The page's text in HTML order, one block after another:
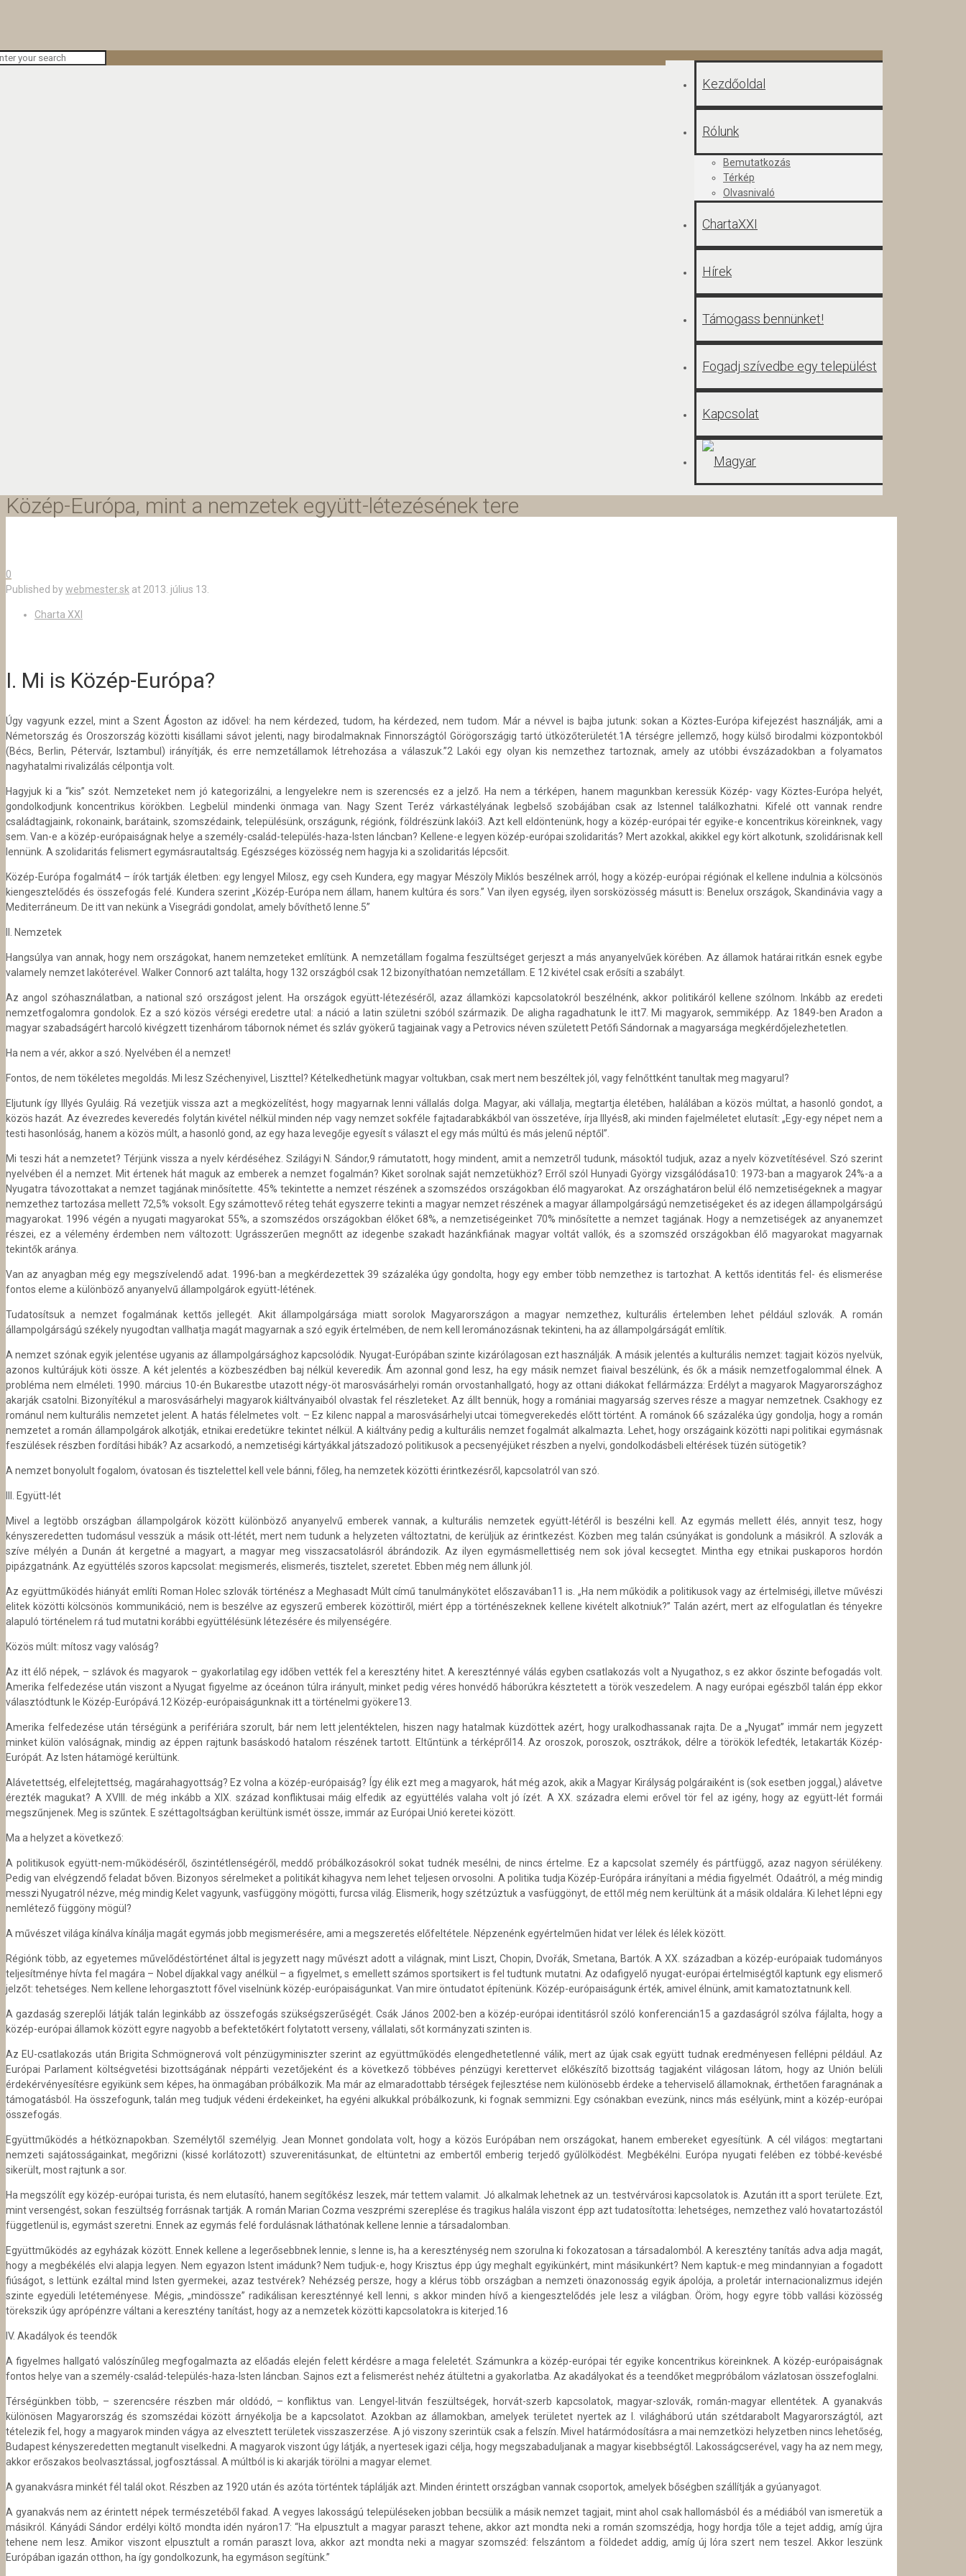
Kezdőoldal
Rólunk
Bemutatkozás
Térkép
Olvasnivaló
ChartaXXI
Hírek
Támogass bennünket!
Fogadj szívedbe egy települést
Kapcsolat
Közép-Európa, mint a nemzetek együtt-létezésének tere
0
Published bywebmester.sk at 2013. július 13.
Charta XXI
I. Mi is Közép-Európa?
Úgy vagyunk ezzel, mint a Szent Ágoston az idővel: ha nem kérdezed, tudom, ha kérdezed, nem tudom. Már a névvel is bajba jutunk: sokan a Köztes-Európa kifejezést használják, ami a
Németország és Oroszország közötti kisállami sávot jelenti, nagy birodalmaknak Finnországtól Görögországig tartó ütközőterületét.1A térségre jellemző, hogy külső birodalmi központokból
(Bécs, Berlin, Pétervár, Isztambul) irányítják, és erre nemzetállamok létrehozása a válaszuk.”2 Lakói egy olyan kis nemzethez tartoznak, amely az utóbbi évszázadokban a folyamatos
nagyhatalmi rivalizálás célpontja volt.
Hagyjuk ki a “kis” szót. Nemzeteket nem jó kategorizálni, a lengyelekre nem is szerencsés ez a jelző. Ha nem a térképen, hanem magunkban keressük Közép- vagy Köztes-Európa helyét,
gondolkodjunk koncentrikus körökben. Legbelül mindenki önmaga van. Nagy Szent Teréz várkastélyának legbelső szobájában csak az Istennel találkozhatni. Kifelé ott vannak rendre
családtagjaink, rokonaink, barátaink, szomszédaink, településünk, országunk, régiónk, földrészünk lakói3. Azt kell eldöntenünk, hogy a közép-európai tér egyike-e koncentrikus köreinknek, vagy
sem. Van-e a közép-európaiságnak helye a személy-család-település-haza-Isten láncban? Kellene-e legyen közép-európai szolidaritás? Mert azokkal, akikkel egy kört alkotunk, szolidárisnak kell
lennünk. A szolidaritás felismert egymásrautaltság. Egészséges közösség nem hagyja ki a szolidaritás lépcsőit.
Közép-Európa fogalmát4 – írók tartják életben: egy lengyel Milosz, egy cseh Kundera, egy magyar Mészöly Miklós beszélnek arról, hogy a közép-európai régiónak el kellene indulnia a kölcsönös
kiengesztelődés és összefogás felé. Kundera szerint „Közép-Európa nem állam, hanem kultúra és sors.” Van ilyen egység, ilyen sorsközösség másutt is: Benelux országok, Skandinávia vagy a
Mediterráneum. De itt van nekünk a Visegrádi gondolat, amely bővíthető lenne.5”
II. Nemzetek
Hangsúlya van annak, hogy nem országokat, hanem nemzeteket említünk. A nemzetállam fogalma feszültséget gerjeszt a más anyanyelvűek körében. Az államok határai ritkán esnek egybe
valamely nemzet lakóterével. Walker Connor6 azt találta, hogy 132 országból csak 12 bizonyíthatóan nemzetállam. E 12 kivétel csak erősíti a szabályt.
Az angol szóhasználatban, a national szó országost jelent. Ha országok együtt-létezéséről, azaz államközi kapcsolatokról beszélnénk, akkor politikáról kellene szólnom. Inkább az eredeti
nemzetfogalomra gondolok. Ez a szó közös vérségi eredetre utal: a náció a latin születni szóból származik. De aligha ragadhatunk le itt7. Mi magyarok, semmiképp. Az 1849-ben Aradon a
magyar szabadságért harcoló kivégzett tizenhárom tábornok német és szláv gyökerű tagjainak vagy a Petrovics néven született Petőfi Sándornak a magyarsága megkérdőjelezhetetlen.
Ha nem a vér, akkor a szó. Nyelvében él a nemzet!
Fontos, de nem tökéletes megoldás. Mi lesz Széchenyivel, Liszttel? Kételkedhetünk magyar voltukban, csak mert nem beszéltek jól, vagy felnőttként tanultak meg magyarul?
Eljutunk így Illyés Gyuláig. Rá vezetjük vissza azt a megközelítést, hogy magyarnak lenni vállalás dolga. Magyar, aki vállalja, megtartja életében, halálában a közös múltat, a hasonló gondot, a
közös hazát. Az évezredes keveredés folytán kivétel nélkül minden nép vagy nemzet sokféle fajtadarabkákból van összetéve, írja Illyés8, aki minden fajelméletet elutasít: „Egy-egy népet nem a
testi hasonlóság, hanem a közös múlt, a hasonló gond, az egy haza levegője egyesít s választ el egy más múltú és más jelenű néptől”.
Mi teszi hát a nemzetet? Térjünk vissza a nyelv kérdéséhez. Szilágyi N. Sándor,9 rámutatott, hogy mindent, amit a nemzetről tudunk, másoktól tudjuk, azaz a nyelv közvetítésével. Szó szerint
nyelvében él a nemzet. Mit értenek hát maguk az emberek a nemzet fogalmán? Kiket sorolnak saját nemzetükhöz? Erről szól Hunyadi György vizsgálódása10: 1973-ban a magyarok 24%-a a
Nyugatra távozottakat a nemzet tagjának minősítette. 45% tekintette a nemzet részének a szomszédos országokban élő magyarokat. Az országhatáron belül élő nemzetiségeknek a magyar
nemzethez tartozása mellett 72,5% voksolt. Egy számottevő réteg tehát egyszerre tekinti a magyar nemzet részének a magyar állampolgárságú nemzetiségeket és az idegen állampolgárságú
magyarokat. 1996 végén a nyugati magyarokat 55%, a szomszédos országokban élőket 68%, a nemzetiségeinket 70% minősítette a nemzet tagjának. Hogy a nemzetiségek az anyanemzet
részei, ez a vélemény érdemben nem változott: Ugrásszerűen megnőtt az idegenbe szakadt hazánkfiának magyar voltát vallók, és a szomszéd országokban élő magyarokat magyarnak
tekintők aránya.
Van az anyagban még egy megszívelendő adat. 1996-ban a megkérdezettek 39 százaléka úgy gondolta, hogy egy ember több nemzethez is tartozhat. A kettős identitás fel- és elismerése
fontos eleme a különböző anyanyelvű állampolgárok együtt-létének.
Tudatosítsuk a nemzet fogalmának kettős jellegét. Akit állampolgársága miatt sorolok Magyarországon a magyar nemzethez, kulturális értelemben lehet például szlovák. A román
állampolgárságú székely nyugodtan vallhatja magát magyarnak a szó egyik értelmében, de nem kell lerománozásnak tekinteni, ha az állampolgárságát említik.
A nemzet szónak egyik jelentése ugyanis az állampolgársághoz kapcsolódik. Nyugat-Európában szinte kizárólagosan ezt használják. A másik jelentés a kulturális nemzet: tagjait közös nyelvük,
azonos kultúrájuk köti össze. A két jelentés a közbeszédben baj nélkül keveredik. Ám azonnal gond lesz, ha egy másik nemzet fiaival beszélünk, és ők a másik nemzetfogalommal élnek. A
probléma nem elméleti. 1990. március 10-én Bukarestbe utazott négy-öt marosvásárhelyi román orvostanhallgató, hogy az ottani diákokat fellármázza: Erdélyt a magyarok Magyarországhoz
akarják csatolni. Bizonyítékul a marosvásárhelyi magyarok kiáltványaiból olvastak fel részleteket. Az állt bennük, hogy a romániai magyarság szerves része a magyar nemzetnek. Csakhogy ez
románul nem kulturális nemzetet jelent. A hatás félelmetes volt. – Ez kilenc nappal a marosvásárhelyi utcai tömegverekedés előtt történt. A románok 66 százaléka úgy gondolja, hogy a román
nemzetet a román állampolgárok alkotják, etnikai eredetükre tekintet nélkül. A kiáltvány pedig a kulturális nemzet fogalmát alkalmazta. Lehet, hogy országaink közötti napi politikai egymásnak
feszülések részben fordítási hibák? Az acsarkodó, a nemzetiségi kártyákkal játszadozó politikusok a pecsenyéjüket részben a nyelvi, gondolkodásbeli eltérések tüzén sütögetik?
A nemzet bonyolult fogalom, óvatosan és tisztelettel kell vele bánni, főleg, ha nemzetek közötti érintkezésről, kapcsolatról van szó.
III. Együtt-lét
Mivel a legtöbb országban állampolgárok között különböző anyanyelvű emberek vannak, a kulturális nemzetek együtt-létéről is beszélni kell. Az egymás mellett élés, annyit tesz, hogy
kényszeredetten tudomásul vesszük a másik ott-létét, mert nem tudunk a helyzeten változtatni, de kerüljük az érintkezést. Közben meg talán csúnyákat is gondolunk a másikról. A szlovák a
szíve mélyén a Dunán át kergetné a magyart, a magyar meg visszacsatolásról ábrándozik. Az ilyen egymásmellettiség nem sok jóval kecsegtet. Mintha egy etnikai puskaporos hordón
pipázgatnánk. Az együttélés szoros kapcsolat: megismerés, elismerés, tisztelet, szeretet. Ebben még nem állunk jól.
Az együttműködés hiányát említi Roman Holec szlovák történész a Meghasadt Múlt című tanulmánykötet előszavában11 is. „Ha nem működik a politikusok vagy az értelmiségi, illetve művészi
elitek közötti kölcsönös kommunikáció, nem is beszélve az egyszerű emberek közöttiről, miért épp a történészeknek kellene kivételt alkotniuk?” Talán azért, mert az elfogulatlan és tényekre
alapuló történelem rá tud mutatni korábbi együttélésünk létezésére és milyenségére.
Közös múlt: mítosz vagy valóság?
Az itt élő népek, – szlávok és magyarok – gyakorlatilag egy időben vették fel a keresztény hitet. A kereszténnyé válás egyben csatlakozás volt a Nyugathoz, s ez akkor őszinte befogadás volt.
Amerika felfedezése után viszont a Nyugat figyelme az óceánon túlra irányult, minket pedig véres honvédő háborúkra késztetett a török veszedelem. A nagy európai egészből talán épp ekkor
választódtunk le Közép-Európává.12 Közép-európaiságunknak itt a történelmi gyökere13.
Amerika felfedezése után térségünk a perifériára szorult, bár nem lett jelentéktelen, hiszen nagy hatalmak küzdöttek azért, hogy uralkodhassanak rajta. De a „Nyugat” immár nem jegyzett
minket külön valóságnak, mindig az éppen rajtunk basáskodó hatalom részének tartott. Eltűntünk a térképről14. Az oroszok, poroszok, osztrákok, délre a törökök lefedték, letakarták Közép-
Európát. Az Isten hátamögé kerültünk.
Alávetettség, elfelejtettség, magárahagyottság? Ez volna a közép-európaiság? Így élik ezt meg a magyarok, hát még azok, akik a Magyar Királyság polgáraiként is (sok esetben joggal,) alávetve
érezték magukat? A XVIII. de még inkább a XIX. század konfliktusai máig elfedik az együttélés valaha volt jó ízét. A XX. századra elemi erővel tör fel az igény, hogy az együtt-lét formái
megszűnjenek. Meg is szűntek. E széttagoltságban kerültünk ismét össze, immár az Európai Unió keretei között.
Ma a helyzet a következő:
A politikusok együtt-nem-működéséről, őszintétlenségéről, meddő próbálkozásokról sokat tudnék mesélni, de nincs értelme. Ez a kapcsolat személy és pártfüggő, azaz nagyon sérülékeny.
Pedig van elvégzendő feladat bőven. Bizonyos sérelmeket a politikát kihagyva nem lehet teljesen orvosolni. A politika tudja Közép-Európára irányítani a média figyelmét. Odaátról, a még mindig
messzi Nyugatról nézve, még mindig Kelet vagyunk, vasfüggöny mögötti, furcsa világ. Elismerik, hogy szétzúztuk a vasfüggönyt, de ettől még nem kerültünk át a másik oldalára. Ki lehet lépni egy
nemlétező függöny mögül?
A művészet világa kínálva kínálja magát egymás jobb megismerésére, ami a megszeretés előfeltétele. Népzenénk egyértelműen hidat ver lélek és lélek között.
Régiónk több, az egyetemes művelődéstörténet által is jegyzett nagy művészt adott a világnak, mint Liszt, Chopin, Dvořák, Smetana, Bartók. A XX. században a közép-európaiak tudományos
teljesítménye hívta fel magára – Nobel díjakkal vagy anélkül – a figyelmet, s emellett számos sportsikert is fel tudtunk mutatni. Az odafigyelő nyugat-európai értelmiségtől kaptunk egy elismerő
jelzőt: tehetséges. Nem kellene lehorgasztott fővel viselnünk közép-európaiságunkat. Van mire öntudatot építenünk. Közép-európaiságunk érték, amivel élnünk, amit kamatoztatnunk kell.
A gazdaság szereplői látják talán leginkább az összefogás szükségszerűségét. Csák János 2002-ben a közép-európai identitásról szóló konferencián15 a gazdaságról szólva fájlalta, hogy a
közép-európai államok között egyre nagyobb a befektetőkért folytatott verseny, vállalati, sőt kormányzati szinten is.
Az EU-csatlakozás után Brigita Schmögnerová volt pénzügyminiszter szerint az együttműködés elengedhetetlenné válik, mert az újak csak együtt tudnak eredményesen fellépni például. Az
Európai Parlament költségvetési bizottságának néppárti vezetőjeként és a következő többéves pénzügyi kerettervet előkészítő bizottság tagjaként világosan látom, hogy az Unión belüli
érdekérvényesítésre egyikünk sem képes, ha önmagában próbálkozik. Ma már az elmaradottabb térségek fejlesztése nem különösebb érdeke a teherviselő államoknak, érthetően faragnának a
támogatásból. Ha összefogunk, talán meg tudjuk védeni érdekeinket, ha egyéni alkukkal próbálkozunk, ki fognak semmizni. Egy csónakban evezünk, nincs más esélyünk, mint a közép-európai
összefogás.
Együttműködés a hétköznapokban. Személytől személyig. Jean Monnet gondolata volt, hogy a közös Európában nem országokat, hanem embereket egyesítünk. A cél világos: megtartani
nemzeti sajátosságainkat, megőrizni (kissé korlátozott) szuverenitásunkat, de eltüntetni az embertől emberig terjedő gyűlölködést. Megbékélni. Európa nyugati felében ez többé-kevésbé
sikerült, most rajtunk a sor.
Ha megszólít egy közép-európai turista, és nem elutasító, hanem segítőkész leszek, már tettem valamit. Jó alkalmak lehetnek az un. testvérvárosi kapcsolatok is. Azután itt a sport területe. Ezt,
mint versengést, sokan feszültség forrásnak tartják. A román Marian Cozma veszprémi szereplése és tragikus halála viszont épp azt tudatosította: lehetséges, nemzethez való hovatartozástól
függetlenül is, egymást szeretni. Ennek az egymás felé fordulásnak láthatónak kellene lennie a társadalomban.
Együttműködés az egyházak között. Ennek kellene a legerősebbnek lennie, s lenne is, ha a kereszténység nem szorulna ki fokozatosan a társadalomból. A keresztény tanítás adva adja magát,
hogy a megbékélés elvi alapja legyen. Nem egyazon Istent imádunk? Nem tudjuk-e, hogy Krisztus épp úgy meghalt egyikünkért, mint másikunkért? Nem kaptuk-e meg mindannyian a fogadott
fiúságot, s lettünk ezáltal mind Isten gyermekei, azaz testvérek? Nehézség persze, hogy a klérus több országban a nemzeti önazonosság egyik ápolója, a proletár internacionalizmus idején
szinte egyedüli letéteményese. Mégis, „mindössze” radikálisan kereszténnyé kell lenni, s akkor minden hívő a kiengesztelődés jele lesz a világban. Öröm, hogy egyre több vallási közösség
törekszik úgy aprópénzre váltani a keresztény tanítást, hogy az a nemzetek közötti kapcsolatokra is kiterjed.16
IV. Akadályok és teendők
A figyelmes hallgató valószínűleg megfogalmazta az előadás elején felett kérdésre a maga feleletét. Számunkra a közép-európai tér egyike koncentrikus köreinknek. A közép-európaiságnak
fontos helye van a személy-család-település-haza-Isten láncban. Sajnos ezt a felismerést nehéz átültetni a gyakorlatba. Az akadályokat és a teendőket megpróbálom vázlatosan összefoglalni.
Térségünkben több, – szerencsére részben már oldódó, – konfliktus van. Lengyel-litván feszültségek, horvát-szerb kapcsolatok, magyar-szlovák, román-magyar ellentétek. A gyanakvás
különösen Magyarország és szomszédai között árnyékolja be a kapcsolatot. Azokban az államokban, amelyek területet nyertek az I. világháború után szétdarabolt Magyarországtól, azt
tételezik fel, hogy a magyarok minden vágya az elvesztett területek visszaszerzése. A jó viszony szerintük csak a felszín. Mivel határmódosításra a mai nemzetközi helyzetben nincs lehetőség,
Budapest kényszeredetten megtanult viselkedni. A magyarok viszont úgy látják, a nyertesek igazi célja, hogy megszabaduljanak a magyar kisebbségtől. Lakosságcserével, vagy ha az nem megy,
akkor erőszakos beolvasztással, jogfosztással. A múltból is ki akarják törölni a magyar elemet.
A gyanakvásra minkét fél talál okot. Részben az 1920 után és azóta történtek táplálják azt. Minden érintett országban vannak csoportok, amelyek bőségben szállítják a gyúanyagot.
A gyanakvás nem az érintett népek természetéből fakad. A vegyes lakosságú településeken jobban becsülik a másik nemzet tagjait, mint ahol csak hallomásból és a médiából van ismeretük a
másikról. Kányádi Sándor erdélyi költő mondta idén nyáron17: “Ha elpusztult a magyar paraszt tehene, akkor azt mondta neki a román szomszédja, hogy hordja tőle a tejet addig, amíg újra
tehene nem lesz. Amikor viszont elpusztult a román paraszt lova, akkor azt mondta neki a magyar szomszéd: felszántom a földedet addig, amíg új lóra szert nem teszel. Akkor leszünk
Európában igazán otthon, ha így gondolkozunk, ha egymáson segítünk.”